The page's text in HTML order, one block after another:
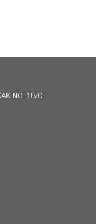
NO: 10/C